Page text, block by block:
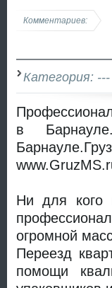
Комментариев:
Категория: ---
в
Ни для кого
огромной
Переезд
помощи